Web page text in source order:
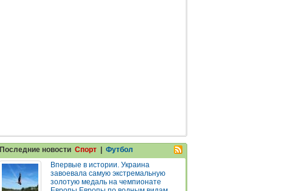
Последние новости Спорт
Футбол
Впервые в истории. Украина
завоевала самую экстремальную
золотую медаль на чемпионате